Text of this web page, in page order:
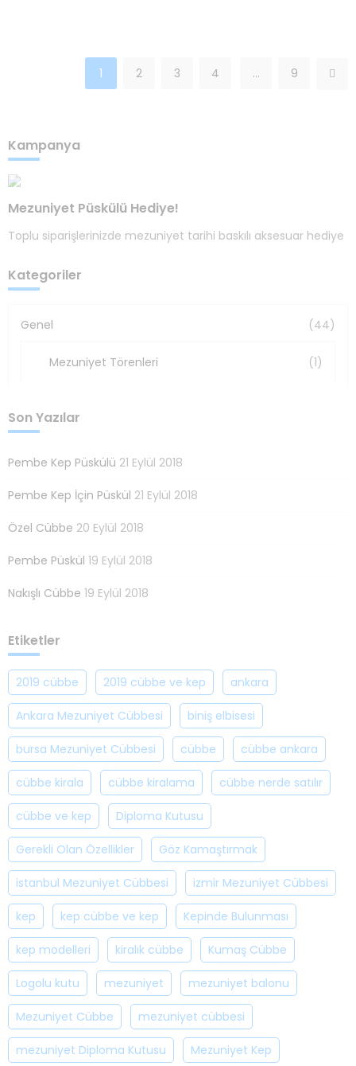
1 2 3 4 … 9
Kampanya
Mezuniyet Püskülü Hediye!
Toplu siparişlerinizde mezuniyet tarihi baskılı aksesuar hediye
Kategoriler
Genel (44)
Mezuniyet Törenleri (1)
Son Yazılar
Pembe Kep Püskülü 21 Eylül 2018
Pembe Kep İçin Püskül 21 Eylül 2018
Özel Cübbe 20 Eylül 2018
Pembe Püskül 19 Eylül 2018
Nakışlı Cübbe 19 Eylül 2018
Etiketler
2019 cübbe 2019 cübbe ve kep ankara
Ankara Mezuniyet Cübbesi biniş elbisesi
bursa Mezuniyet Cübbesi cübbe cübbe ankara
cübbe kirala cübbe kiralama cübbe nerde satılır
cübbe ve kep Diploma Kutusu
Gerekli Olan Özellikler Göz Kamaştırmak
istanbul Mezuniyet Cübbesi izmir Mezuniyet Cübbesi
kep kep cübbe ve kep Kepinde Bulunması
kep modelleri kiralık cübbe Kumaş Cübbe
Logolu kutu mezuniyet mezuniyet balonu
Mezuniyet Cübbe mezuniyet cübbesi
mezuniyet Diploma Kutusu Mezuniyet Kep